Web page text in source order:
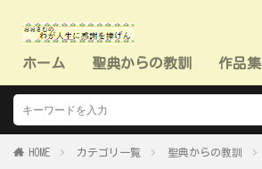
ホーム 聖典からの教訓 作品集
HOME カテゴリ一覧 聖典からの教訓